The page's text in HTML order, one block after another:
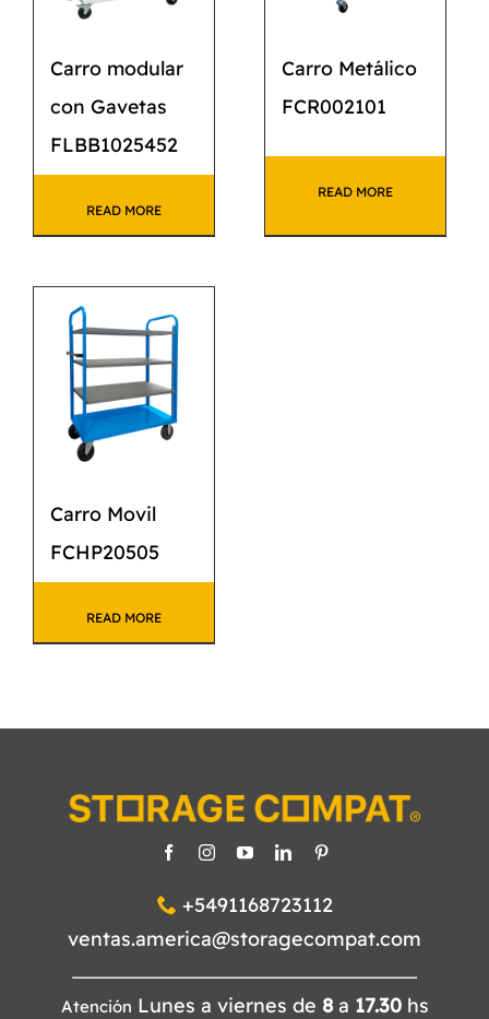
Carro modular
con Gavetas
FLBB1025452
READ MORE
Carro Metálico
FCR002101
READ MORE
Carro Movil
FCHP20505
READ MORE
+5491168723112
ventas.america@storagecompat.com
Atención Lunes a viernes de 8a 17.30hs